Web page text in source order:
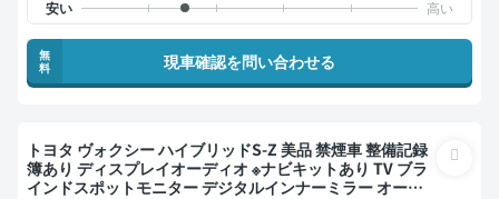
無
料
現車確認を問い合わせる
トヨタ ヴォクシー ハイブリッドS-Z 美品 禁煙車 整備記録
簿あり ディスプレイオーディオ ※ナビキットあり TV ブラ
インドスポットモニター デジタルインナーミラー オート